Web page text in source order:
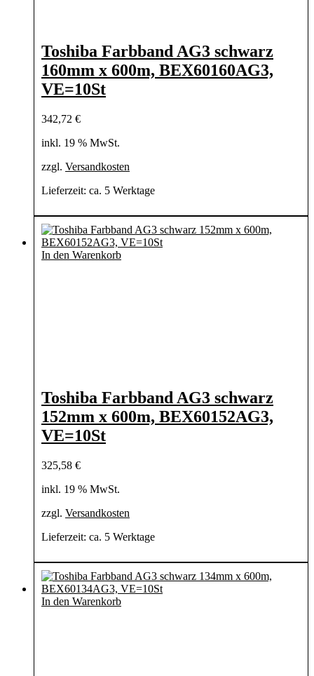
Toshiba Farbband AG3 schwarz
160mm x 600m, BEX60160AG3,
VE=10St
342,72 €
inkl. 19 % MwSt.
zzgl. Versandkosten
Lieferzeit: ca. 5 Werktage
In den Warenkorb
Toshiba Farbband AG3 schwarz
152mm x 600m, BEX60152AG3,
VE=10St
325,58 €
inkl. 19 % MwSt.
zzgl. Versandkosten
Lieferzeit: ca. 5 Werktage
In den Warenkorb